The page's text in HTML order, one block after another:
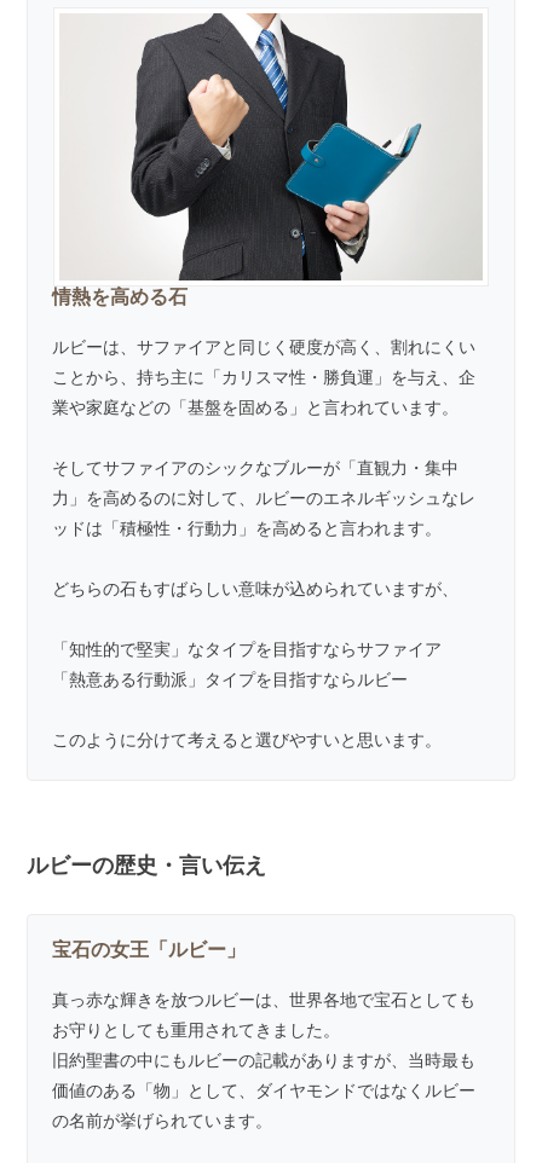
情熱を高める石
ルビーは、サファイアと同じく硬度が高く、割れにくい
ことから、持ち主に「カリスマ性・勝負運」を与え、企
業や家庭などの「基盤を固める」と言われています。
そしてサファイアのシックなブルーが「直観力・集中
力」を高めるのに対して、ルビーのエネルギッシュなレ
ッドは「積極性・行動力」を高めると言われます。
どちらの石もすばらしい意味が込められていますが、
「知性的で堅実」なタイプを目指すならサファイア
「熱意ある行動派」タイプを目指すならルビー
このように分けて考えると選びやすいと思います。
ルビーの歴史・言い伝え
宝石の女王「ルビー」
真っ赤な輝きを放つルビーは、世界各地で宝石としても
お守りとしても重用されてきました。
旧約聖書の中にもルビーの記載がありますが、当時最も
価値のある「物」として、ダイヤモンドではなくルビー
の名前が挙げられています。